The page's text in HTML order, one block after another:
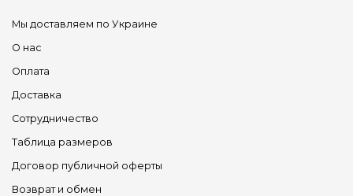
Мы доставляем по Украине
О нас
Оплата
Доставка
Сотрудничество
Таблица размеров
Договор публичной оферты
Возврат и обмен